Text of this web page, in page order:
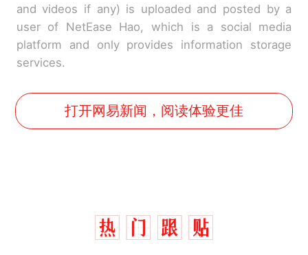
and videos if any) is uploaded and posted by a
user of NetEase Hao, which is a social media
platform and only provides information storage
services.
打开网易新闻，阅读体验更佳